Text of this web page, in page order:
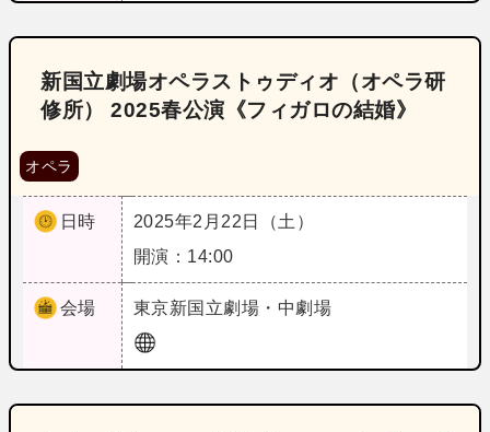
新国立劇場オペラストゥディオ（オペラ研
修所） 2025春公演《フィガロの結婚》
オペラ
日時
2025年2月22日（土）
開演：14:00
会場 東京新国立劇場・中劇場